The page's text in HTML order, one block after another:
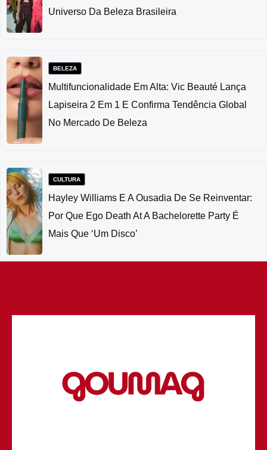
Universo Da Beleza Brasileira
BELEZA
Multifuncionalidade Em Alta: Vic Beauté Lança
Lapiseira 2 Em 1 E Confirma Tendência Global
No Mercado De Beleza
CULTURA
Hayley Williams E A Ousadia De Se Reinventar:
Por Que Ego Death At A Bachelorette Party É
Mais Que ‘um Disco’